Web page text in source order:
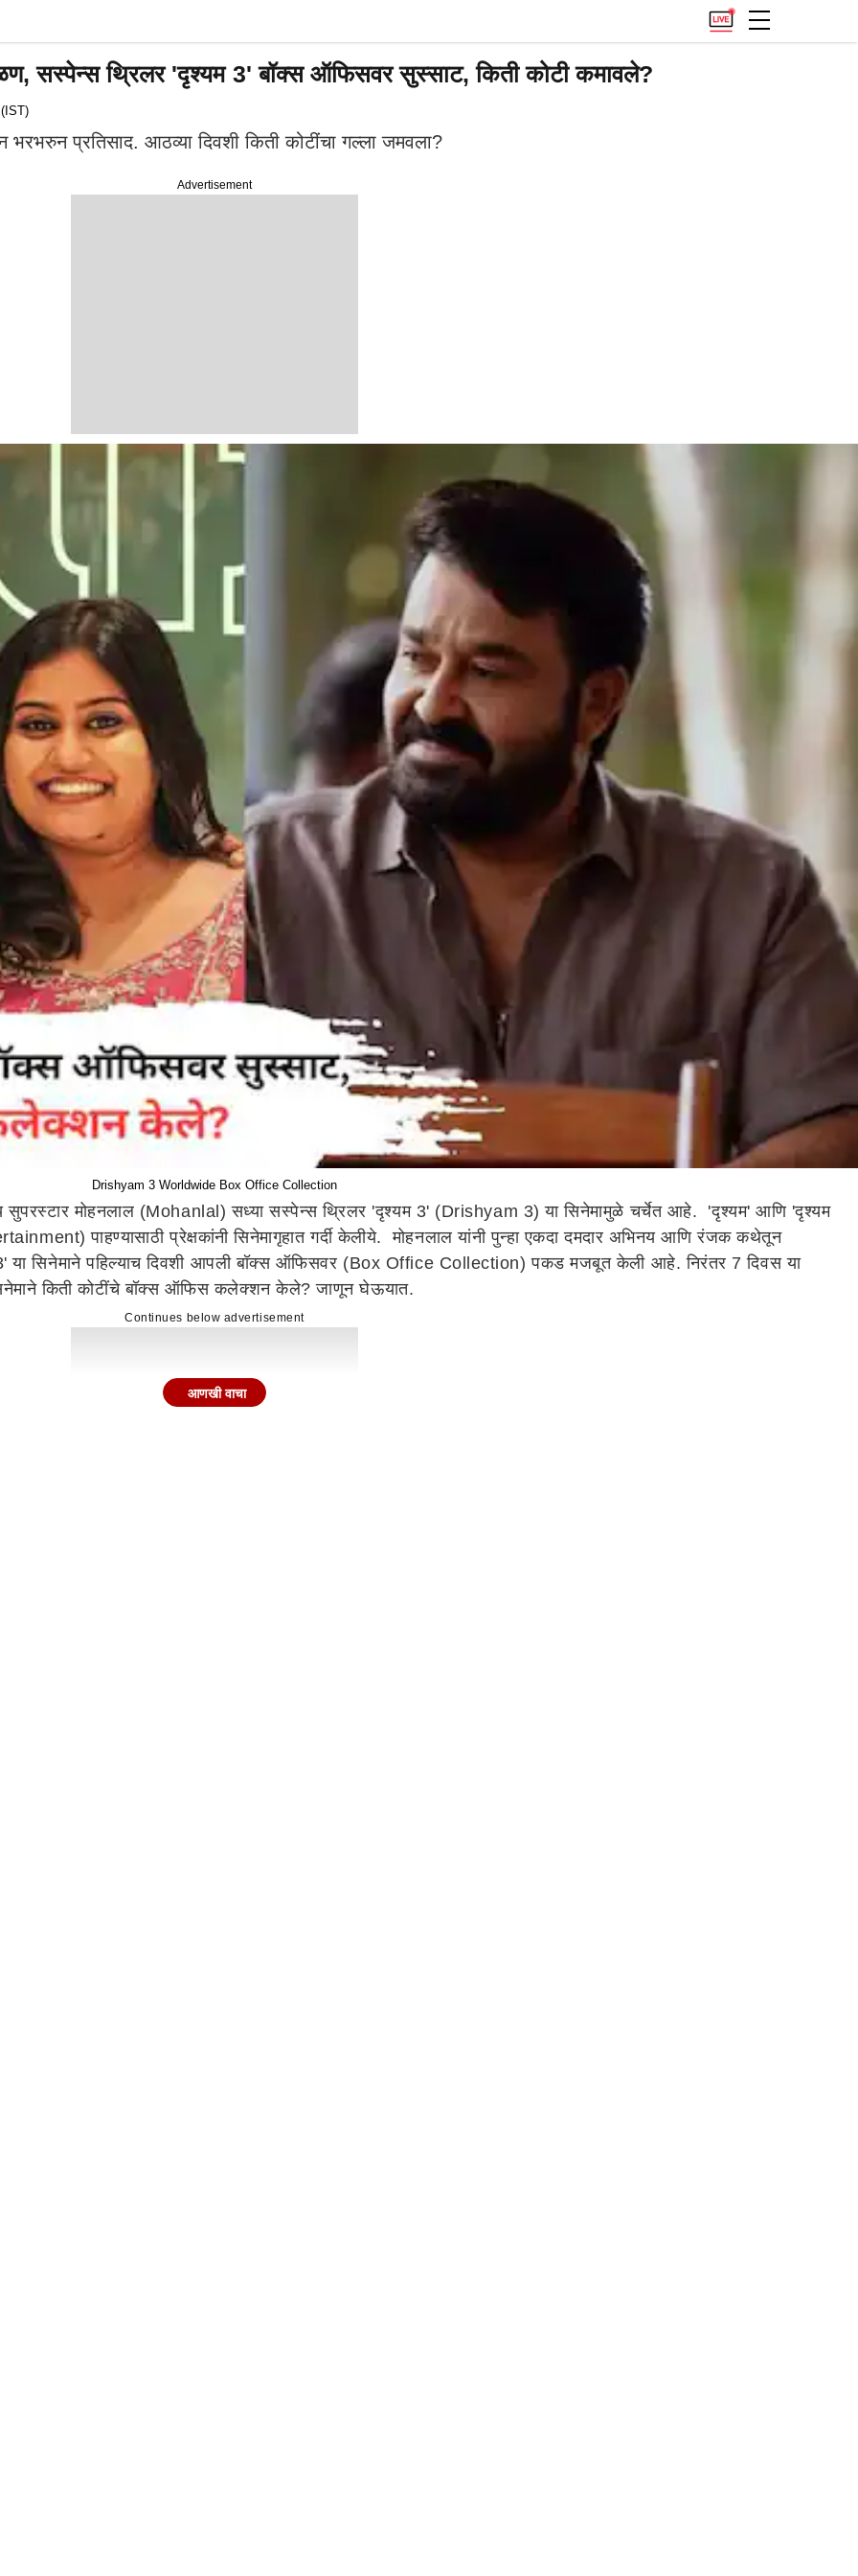
सस्पेन्स थ्रिलर 'दृश्यम 3' बॉक्स ऑफिसवर सुस्साट, किती कोटी कमावले?
Advertisement
प्रतिसाद. आठव्या दिवशी किती कोटींचा गल्ला जमवला?
Drishyam 3 Worldwide Box Office Collection
सुपरस्टार मोहनलाल (Mohanlal) सध्या सस्पेन्स थ्रिलर 'दृश्यम 3' (Drishyam 3) या सिनेमामुळे चर्चेत आहे. 'दृश्यम' आणि 'दृश्यम
पाहण्यासाठी प्रेक्षकांनी सिनेमागृहात गर्दी केलीये. मोहनलाल यांनी पुन्हा एकदा दमदार अभिनय आणि रंजक कथेतून
या सिनेमाने पहिल्याच दिवशी आपली बॉक्स ऑफिसवर (Box Office Collection) पकड मजबूत केली आहे. निरंतर 7 दिवस या
किती कोटींचे बॉक्स ऑफिस कलेक्शन केले? जाणून घेऊयात.
Continues below advertisement
आणखी वाचा